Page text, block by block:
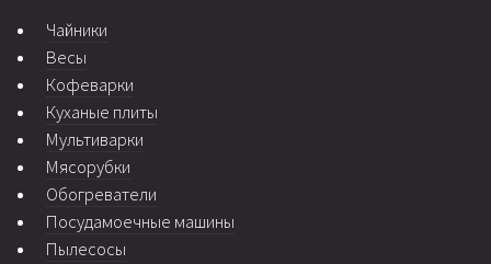
Чайники
Весы
Кофеварки
Куханые плиты
Мультиварки
Мясорубки
Обогреватели
Посудамоечные машины
Пылесосы